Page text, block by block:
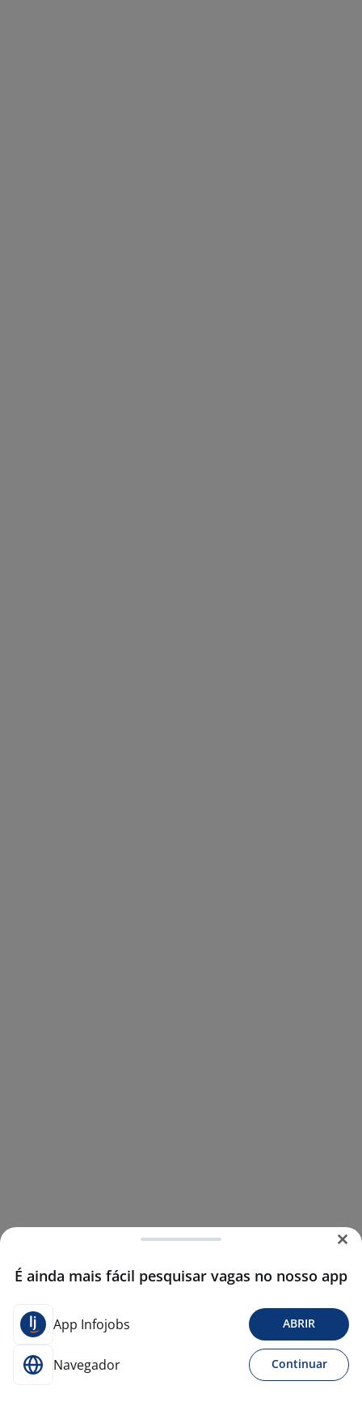
É ainda mais fácil pesquisar vagas no nosso app
App Infojobs ABRIR
Navegador Continuar